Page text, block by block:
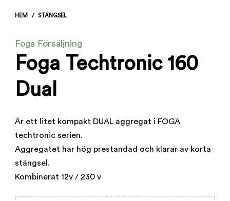
HEM / STÄNGSEL
Foga Försäljning
Foga Techtronic 160
Dual
Är ett litet kompakt DUAL aggregat i FOGA
techtronic serien.
Aggregatet har hög prestandad och klarar av korta
stängsel.
Kombinerat 12v / 230 v